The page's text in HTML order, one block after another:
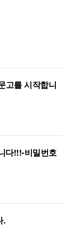
고를 시작합니
다!!!-비밀번호
.